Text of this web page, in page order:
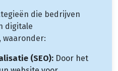
die bedrijven
digitale
waaronder:
(SEO): Door het